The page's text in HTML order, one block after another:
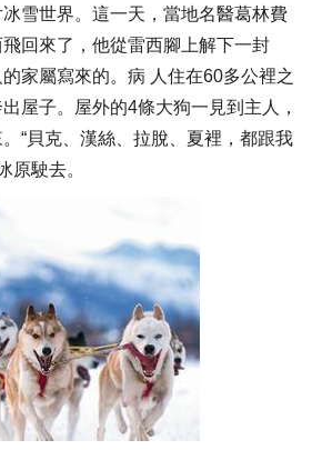
雪世界。這一天，當地名醫葛林費
回來了，他從雷西腳上解下一封
家屬寫來的。病 人住在60多公裡之
屋子。屋外的4條大狗一見到主人，
“貝克、漢絲、拉脫、夏裡，都跟我
原駛去。